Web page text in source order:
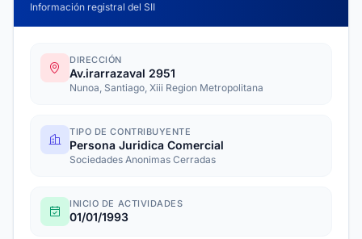
Información registral del SII
DIRECCIÓN
Av.irarrazaval 2951
Nunoa, Santiago, Xiii Region Metropolitana
TIPO DE CONTRIBUYENTE
Persona Juridica Comercial
Sociedades Anonimas Cerradas
INICIO DE ACTIVIDADES
01/01/1993